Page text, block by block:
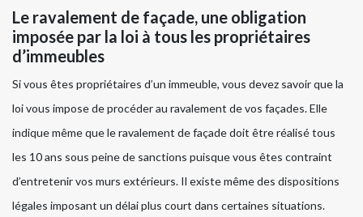
Le ravalement de façade, une obligation
imposée par la loi à tous les propriétaires
d’immeubles
Si vous êtes propriétaires d’un immeuble, vous devez savoir que la
loi vous impose de procéder au ravalement de vos façades. Elle
indique même que le ravalement de façade doit être réalisé tous
les 10 ans sous peine de sanctions puisque vous êtes contraint
d’entretenir vos murs extérieurs. Il existe même des dispositions
légales imposant un délai plus court dans certaines situations.